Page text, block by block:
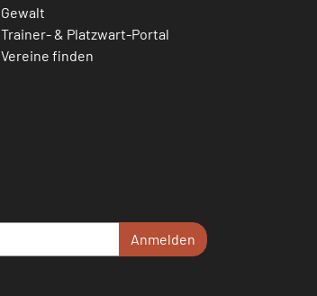
Gewalt
Trainer- & Platzwart-Portal
Vereine finden
Anmelden